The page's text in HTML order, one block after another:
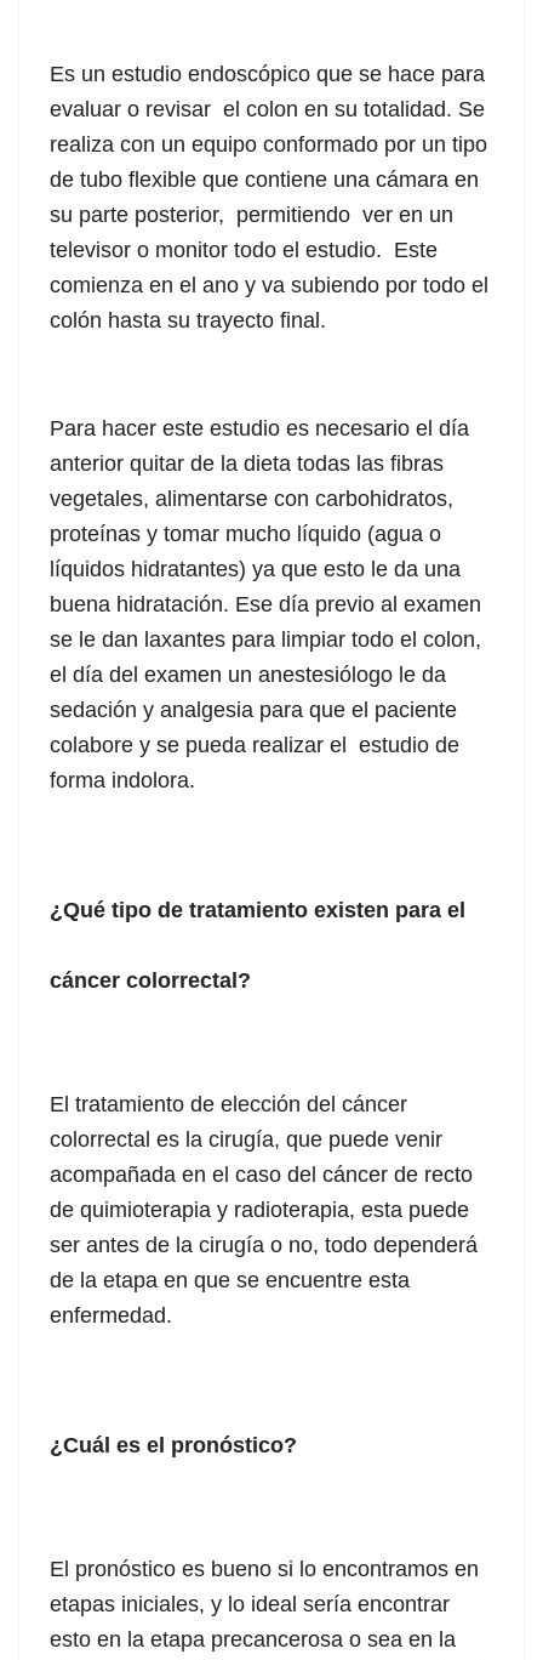
Es un estudio endoscópico que se hace para
evaluar o revisar el colon en su totalidad. Se
realiza con un equipo conformado por un tipo
de tubo flexible que contiene una cámara en
su parte posterior, permitiendo ver en un
televisor o monitor todo el estudio. Este
comienza en el ano y va subiendo por todo el
colón hasta su trayecto final.
Para hacer este estudio es necesario el día
anterior quitar de la dieta todas las fibras
vegetales, alimentarse con carbohidratos,
proteínas y tomar mucho líquido (agua o
líquidos hidratantes) ya que esto le da una
buena hidratación. Ese día previo al examen
se le dan laxantes para limpiar todo el colon,
el día del examen un anestesiólogo le da
sedación y analgesia para que el paciente
colabore y se pueda realizar el estudio de
forma indolora.
¿Qué tipo de tratamiento existen para el
cáncer colorrectal?
El tratamiento de elección del cáncer
colorrectal es la cirugía, que puede venir
acompañada en el caso del cáncer de recto
de quimioterapia y radioterapia, esta puede
ser antes de la cirugía o no, todo dependerá
de la etapa en que se encuentre esta
enfermedad.
¿Cuál es el pronóstico?
El pronóstico es bueno si lo encontramos en
etapas iniciales, y lo ideal sería encontrar
esto en la etapa precancerosa o sea en la